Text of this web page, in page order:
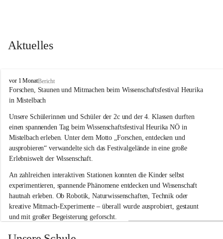
Aktuelles
V
o
l
s
s
c
u
l
e
G
l
o
g
g
n
i
vor 1 MonatBericht
Forschen, Staunen und Mitmachen beim Wissenschaftsfestival Heurika
in Mistelbach
Unsere Schülerinnen und Schüler der 2c und der 4. Klassen durften
einen spannenden Tag beim Wissenschaftsfestival Heurika NÖ in
Mistelbach erleben. Unter dem Motto „Forschen, entdecken und
ausprobieren“ verwandelte sich das Festivalgelände in eine große
Erlebniswelt der Wissenschaft.
An zahlreichen interaktiven Stationen konnten die Kinder selbst
experimentieren, spannende Phänomene entdecken und Wissenschaft
hautnah erleben. Ob Robotik, Naturwissenschaften, Technik oder
kreative Mitmach-Experimente – überall wurde ausprobiert, gestaunt
und mit großer Begeisterung geforscht.
Besonders beeindruckend war, dass Wissenschaftlerinnen und